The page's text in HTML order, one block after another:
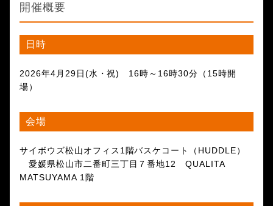
開催概要
日時
2026年4月29日(水・祝) 16時～16時30分（15時開
場）
会場
サイボウズ松山オフィス1階バスケコート（HUDDLE）
愛媛県松山市二番町三丁目７番地12 QUALITA
MATSUYAMA 1階